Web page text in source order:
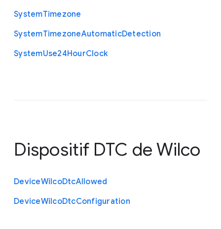
SystemTimezone
SystemTimezoneAutomaticDetection
SystemUse24HourClock
Dispositif DTC de Wilco
DeviceWilcoDtcAllowed
DeviceWilcoDtcConfiguration